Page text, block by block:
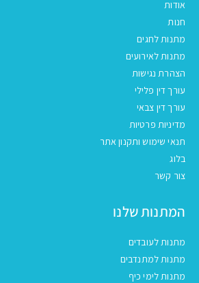
אודות
חנות
מתנות לחגים
מתנות לאירועים
הצהרת נגישות
עורך דין פלילי
עורך דין צבאי
מדיניות פרטיות
תנאי שימוש ותקנון אתר
בלוג
צור קשר
המתנות שלנו
מתנות לעובדים
מתנות למתנדבים
מתנות לימי כיף